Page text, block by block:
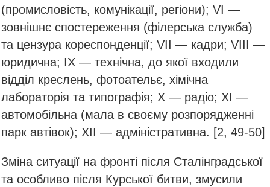
(промисловість, комунікації, регіони); VI —
зовнішнє спостереження (філерська служба)
та цензура кореспонденції; VII — кадри; VIII —
юридична; IX — технічна, до якої входили
відділ креслень, фотоательє, хімічна
лабораторія та типографія; X — радіо; XI —
автомобільна (мала в своєму розпорядженні
парк автівок); XII — адміністративна. [2, 49-50]
Зміна ситуації на фронті після Сталінградської
та особливо після Курської битви, змусили